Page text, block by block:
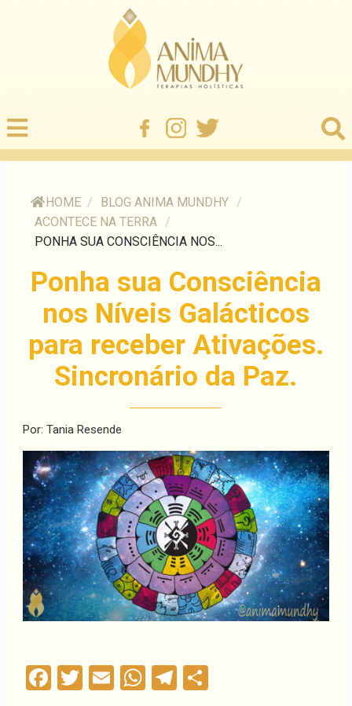
HOME / BLOG ANIMA MUNDHY /
ACONTECE NA TERRA /
PONHA SUA CONSCIÊNCIA NOS...
Ponha sua Consciência
nos Níveis Galácticos
para receber Ativações.
Sincronário da Paz.
Por: Tania Resende
Facebook
Twitter
EmailWhatsApp
Telegram